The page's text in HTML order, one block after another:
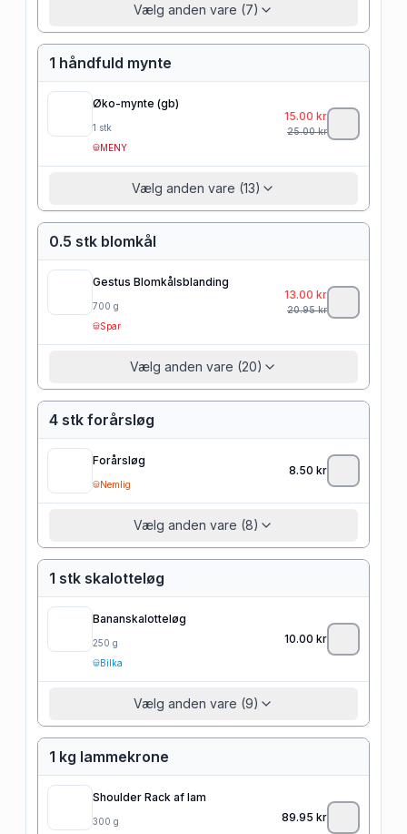
Vælg anden vare (7)
1 håndfuld mynte
Øko-mynte (gb)
1 stk
MENY
15.00 kr
25.00kr
Vælg anden vare (13)
0.5 stk blomkål
Gestus Blomkålsblanding
700 g
Spar
13.00 kr
20.95kr
Vælg anden vare (20)
4 stk forårsløg
Forårsløg
Nemlig
8.50 kr
Vælg anden vare (8)
1 stk skalotteløg
Bananskalotteløg
250 g
Bilka
10.00 kr
Vælg anden vare (9)
1 kg lammekrone
Shoulder Rack af lam
300 g
89.95 kr